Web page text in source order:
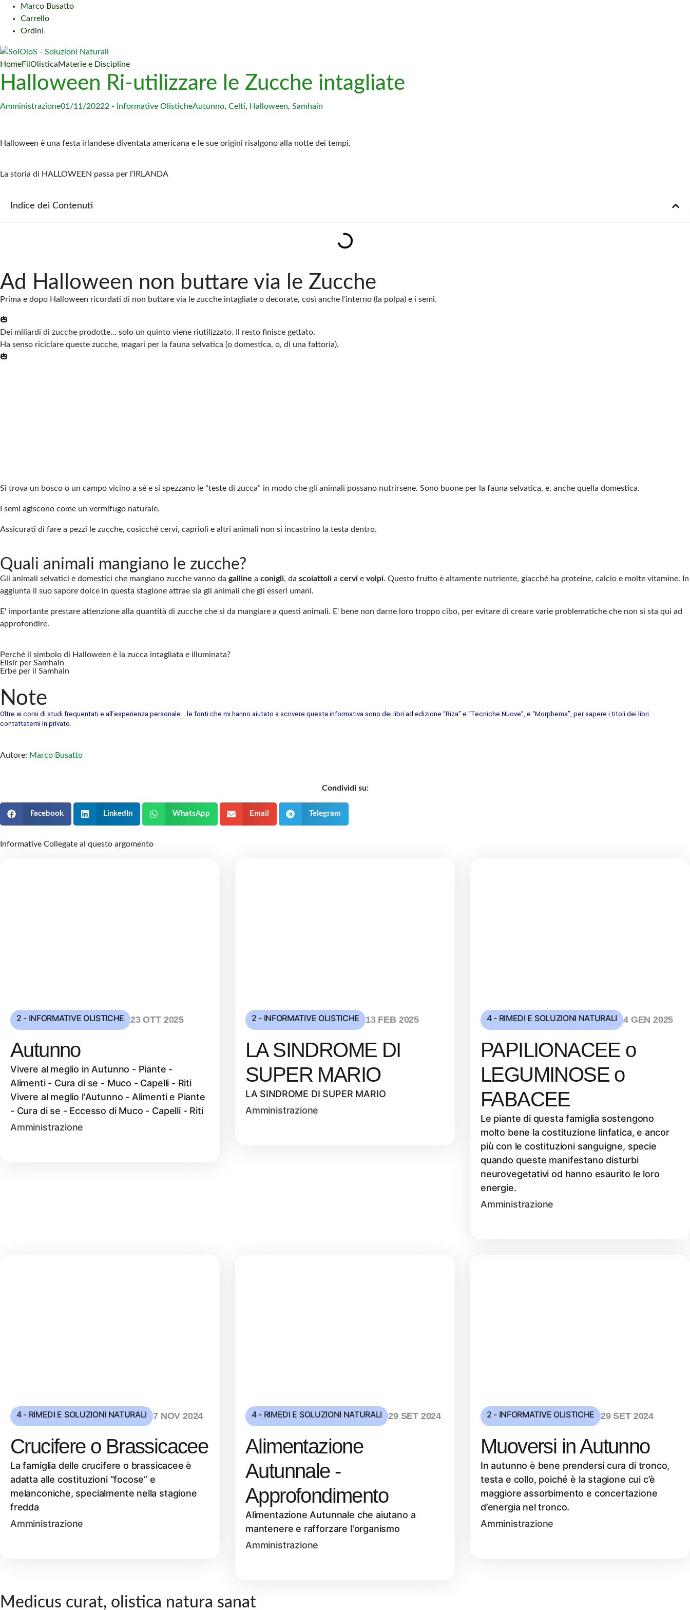
Marco Busatto
Carrello
Ordini
HomeFilOlisticaMaterie e Discipline
Halloween Ri-utilizzare le Zucche intagliate
Amministrazione01/11/20222 - Informative OlisticheAutunno, Celti, Halloween, Samhain
Halloween è una festa irlandese diventata americana e le sue origini risalgono alla notte dei tempi.
La storia di HALLOWEEN passa per l’IRLANDA
Indice dei Contenuti
Ad Halloween non buttare via le Zucche
Prima e dopo Halloween ricordati di non buttare via le zucche intagliate o decorate, così anche l’interno (la polpa) e i semi.
🎃
Dei miliardi di zucche prodotte... solo un quinto viene riutilizzato. Il resto finisce gettato.
Ha senso riciclare queste zucche, magari per la fauna selvatica (o domestica, o, di una fattoria).
🎃
Si trova un bosco o un campo vicino a sé e si spezzano le “teste di zucca” in modo che gli animali possano nutrirsene. Sono buone per la fauna selvatica, e, anche quella domestica.
I semi agiscono come un vermifugo naturale.
Assicurati di fare a pezzi le zucche, cosicché cervi, caprioli e altri animali non si incastrino la testa dentro.
Quali animali mangiano le zucche?
Gli animali selvatici e domestici che mangiano zucche vanno da galline a conigli, da scoiattoli a cervi e volpi. Questo frutto è altamente nutriente, giacché ha proteine, calcio e molte vitamine. In
aggiunta il suo sapore dolce in questa stagione attrae sia gli animali che gli esseri umani.
E' importante prestare attenzione alla quantità di zucche che si da mangiare a questi animali. E' bene non darne loro troppo cibo, per evitare di creare varie problematiche che non si sta qui ad
approfondire.
Perché il simbolo di Halloween è la zucca intagliata e illuminata?
Elisir per Samhain
Erbe per il Samhain
Note
Oltre ai corsi di studi frequentati e all’esperienza personale… le fonti che mi hanno aiutato a scrivere questa informativa sono dei libri ad edizione “Riza” e “Tecniche Nuove”, e “Morphema”, per sapere i titoli dei libri
contattatemi in privato.
Autore: Marco Busatto
Condividi su:
Facebook LinkedIn WhatsApp Email Telegram
Informative Collegate al questo argomento
2 - INFORMATIVE OLISTICHE 23 OTT 2025
Autunno
Vivere al meglio in Autunno - Piante -
Alimenti - Cura di se - Muco - Capelli - Riti
Vivere al meglio l'Autunno - Alimenti e Piante
- Cura di se - Eccesso di Muco - Capelli - Riti
Amministrazione
2 - INFORMATIVE OLISTICHE 13 FEB 2025
LA SINDROME DI
SUPER MARIO
LA SINDROME DI SUPER MARIO
Amministrazione
4 - RIMEDI E SOLUZIONI NATURALI 4 GEN 2025
PAPILIONACEE o
LEGUMINOSE o
FABACEE
Le piante di questa famiglia sostengono
molto bene la costituzione linfatica, e ancor
più con le costituzioni sanguigne, specie
quando queste manifestano disturbi
neurovegetativi od hanno esaurito le loro
energie.
Amministrazione
4 - RIMEDI E SOLUZIONI NATURALI 7 NOV 2024
Crucifere o Brassicacee
La famiglia delle crucifere o brassicacee è
adatta alle costituzioni “focose” e
melanconiche, specialmente nella stagione
fredda
Amministrazione
4 - RIMEDI E SOLUZIONI NATURALI 29 SET 2024
Alimentazione
Autunnale -
Approfondimento
Alimentazione Autunnale che aiutano a
mantenere e rafforzare l'organismo
Amministrazione
2 - INFORMATIVE OLISTICHE 29 SET 2024
Muoversi in Autunno
In autunno è bene prendersi cura di tronco,
testa e collo, poiché è la stagione cui c’è
maggiore assorbimento e concertazione
d’energia nel tronco.
Amministrazione
Medicus curat, olistica natura sanat